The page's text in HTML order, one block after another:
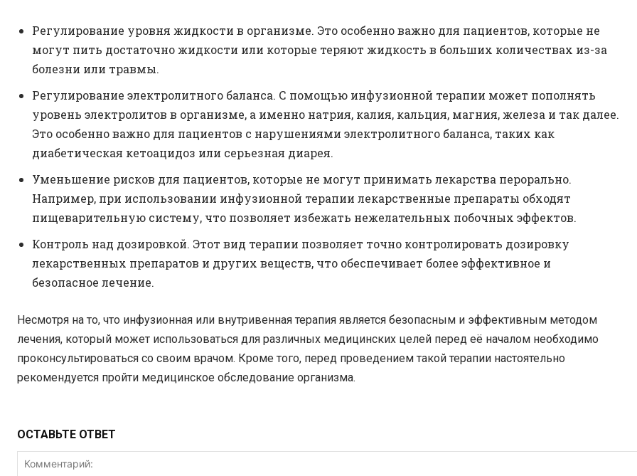
Регулирование уровня жидкости в организме. Это особенно важно для пациентов, которые не
могут пить достаточно жидкости или которые теряют жидкость в больших количествах из-за
болезни или травмы.
Регулирование электролитного баланса. С помощью инфузионной терапии может пополнять
уровень электролитов в организме, а именно натрия, калия, кальция, магния, железа и так далее.
Это особенно важно для пациентов с нарушениями электролитного баланса, таких как
диабетическая кетоацидоз или серьезная диарея.
Уменьшение рисков для пациентов, которые не могут принимать лекарства перорально.
Например, при использовании инфузионной терапии лекарственные препараты обходят
пищеварительную систему, что позволяет избежать нежелательных побочных эффектов.
Контроль над дозировкой. Этот вид терапии позволяет точно контролировать дозировку
лекарственных препаратов и других веществ, что обеспечивает более эффективное и
безопасное лечение.
Несмотря на то, что инфузионная или внутривенная терапия является безопасным и эффективным методом
лечения, который может использоваться для различных медицинских целей перед её началом необходимо
проконсультироваться со своим врачом. Кроме того, перед проведением такой терапии настоятельно
рекомендуется пройти медицинское обследование организма.
ОСТАВЬТЕ ОТВЕТ